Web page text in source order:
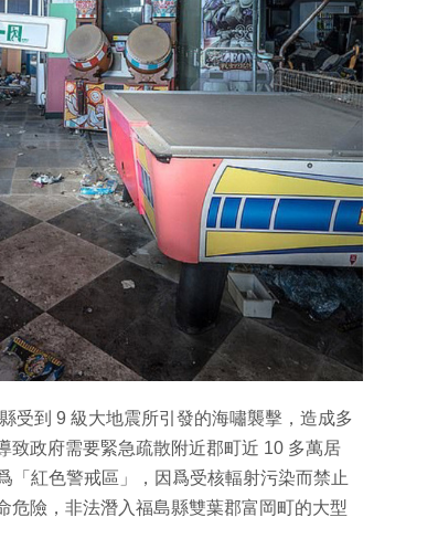
受到 9 級大地震所引發的海嘯襲擊，造成多
致政府需要緊急疏散附近郡町近 10 多萬居
「紅色警戒區」，因爲受核輻射污染而禁止
危險，非法潛入福島縣雙葉郡富岡町的大型